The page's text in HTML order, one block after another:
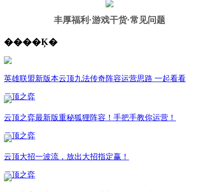
丰厚福利 ·游戏干货·常见问题
����Ķ�
英雄联盟新版本云顶九法传奇阵容运营思路 一起看看
云顶之弈
云顶之弈最新版重秘狐狸阵容！手把手教你运营！
云顶之弈
云顶大招一波流，放出大招指定赢！
云顶之弈